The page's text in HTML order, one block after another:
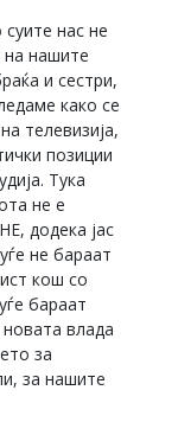
нас не
на нашите
и сестри,
како се
телевизија,
позиции
Тука
не е
додека јас
не бараат
кош со
бараат
влада
за
за нашите